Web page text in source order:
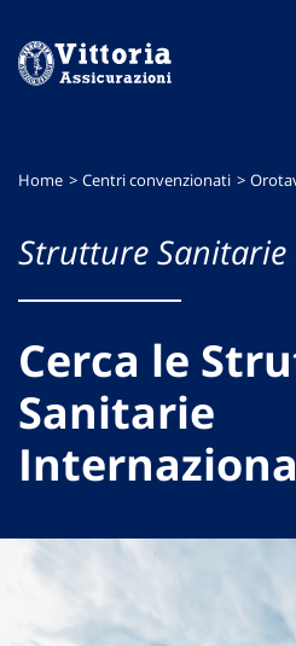
menu
contenuto
footer
Home Centri convenzionati
Strutture
Cerca le
Sanitarie